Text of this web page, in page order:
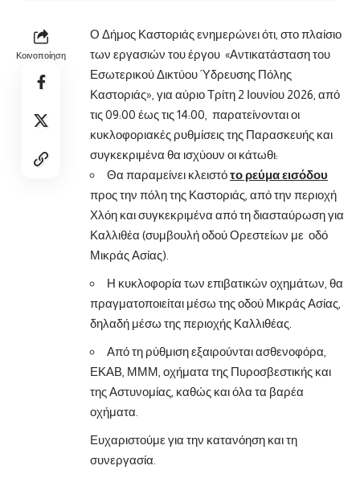
Κοινοποίηση
Ο Δήμος Καστοριάς ενημερώνει ότι, στο πλαίσιο
των εργασιών του έργου «Αντικατάσταση του
Εσωτερικού Δικτύου Ύδρευσης Πόλης
Καστοριάς», για αύριο Τρίτη 2 Ιουνίου 2026, από
τις 09:00 έως τις 14:00, παρατείνονται οι
κυκλοφοριακές ρυθμίσεις της Παρασκευής και
συγκεκριμένα θα ισχύουν οι κάτωθι:
Θα παραμείνει κλειστότο ρεύμα εισόδου
προς την πόλη της Καστοριάς, από την περιοχή
Χλόη και συγκεκριμένα από τη διασταύρωση για
Καλλιθέα (συμβουλή οδού Ορεστείων με οδό
Μικράς Ασίας).
Η κυκλοφορία των επιβατικών οχημάτων, θα
πραγματοποιείται μέσω της οδού Μικράς Ασίας,
δηλαδή μέσω της περιοχής Καλλιθέας.
Από τη ρύθμιση εξαιρούνται ασθενοφόρα,
ΕΚΑΒ, ΜΜΜ, οχήματα της Πυροσβεστικής και
της Αστυνομίας, καθώς και όλα τα βαρέα
οχήματα.
Ευχαριστούμε για την κατανόηση και τη
συνεργασία.